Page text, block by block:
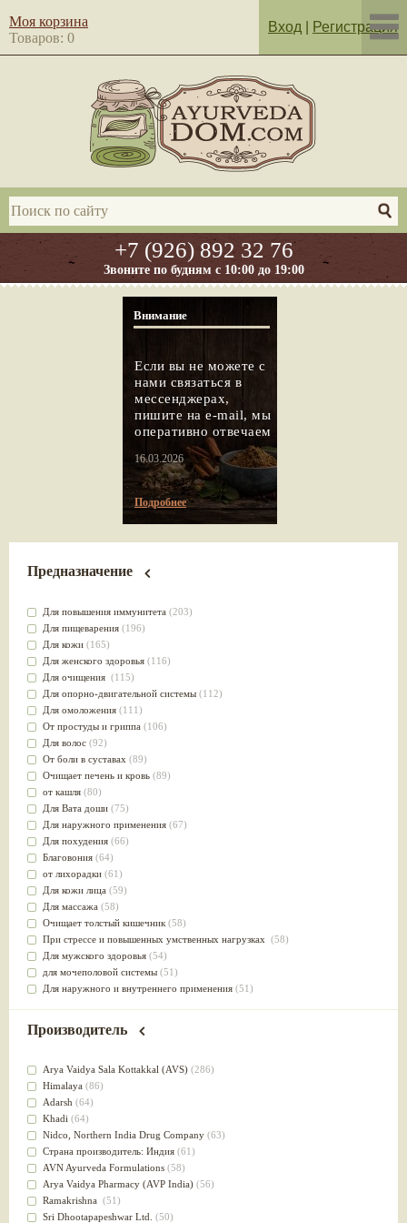
+7 (926) 892 32 76
Звоните по будням с 10:00 до 19:00
Моя корзина
Товаров: 0
Вход Регистрация
Внимание
Если вы не можете с
нами связаться в
мессенджерах,
пишите на e-mail, мы
оперативно отвечаем
16.03.2026
Подробнее
Предназначение
Для повышения иммунитета (203)
Для пищеварения (196)
Для кожи (165)
Для женского здоровья (116)
Для очищения (115)
Для опорно-двигательной системы (112)
Для омоложения (111)
От простуды и гриппа (106)
Для волос (92)
От боли в суставах (89)
Очищает печень и кровь (89)
от кашля (80)
Для Вата доши (75)
Для наружного применения (67)
Для похудения (66)
Благовония (64)
от лихорадки (61)
Для кожи лица (59)
Для массажа (58)
Очищает толстый кишечник (58)
При стрессе и повышенных умственных нагрузках (58)
Для мужского здоровья (54)
для мочеполовой системы (51)
Для наружного и внутреннего применения (51)
Для стабилизации деятельности ЦНС
Лечит опухоли и отеки(46)
Для медитации
выводит токсины
Для здоровья печени
Для тела(39)
для очищения крови(38)
При диабете(38)
Антиоксидант(37)
Для Капха(Кафа) доши
От паразитов(37)
Производитель
Arya Vaidya Sala Kottakkal (AVS) (286)
Himalaya (86)
Adarsh (64)
Khadi (64)
Nidсo, Northern India Drug Company (63)
Страна производитель: Индия (61)
AVN Ayurveda Formulations (58)
Arya Vaidya Pharmacy (AVP India) (56)
Ramakrishna (51)
Sri Dhootapapeshwar Ltd.
(50)